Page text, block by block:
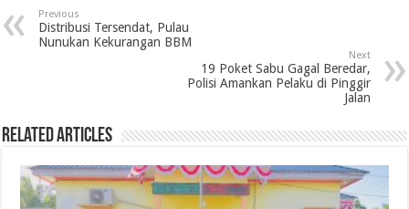
b
o
t
e
e
d
s
A
g
r
a
Previous
Distribusi Tersendat, Pulau
Nunukan Kekurangan BBM
Next
19 Poket Sabu Gagal Beredar,
Polisi Amankan Pelaku di Pinggir
Jalan
Related Articles